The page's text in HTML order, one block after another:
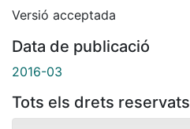
Versió acceptada
Data de publicació
2016-03
Tots els drets reservats